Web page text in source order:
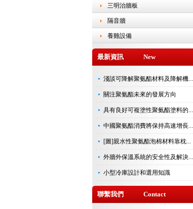
三明治牆板
隔音牆
養雞設備
最新資訊 New
淺談可降解聚氨酯材料及降解機...
關注聚氨酯未來的發展方向
具有良好可複塗性聚氨酯塗料的...
中國聚氨酯消費將保持高速增長...
[圖]親水性聚氨酯泡棉材料靠枕...
外牆外保溫系統的安全性及解決...
小型冷庫設計和選用知識
聯繫我們 Contact